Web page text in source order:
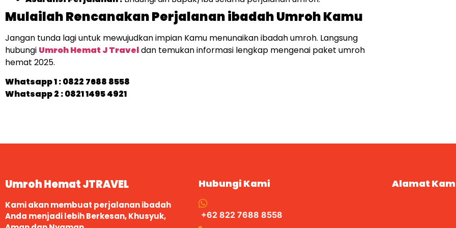
Mulailah Rencanakan Perjalanan ibadah Umroh Kamu
Jangan tunda lagi untuk mewujudkan impian Kamu menunaikan ibadah umroh. Langsung
hubungi Umroh Hemat J Traveldan temukan informasi lengkap mengenai paket umroh
hemat 2025.
Whatsapp 1 :0822 7688 8558
Whatsapp 2 : 0821 1495 4921
Umroh Hemat JTRAVEL
Kami akan membuat perjalanan ibadah
Anda menjadi lebih Berkesan, Khusyuk,
Hubungi Kami
+62 822 7688 8558
Alamat